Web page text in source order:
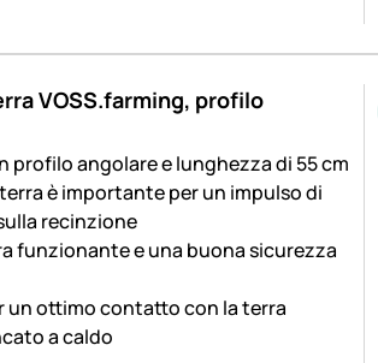
VOSS.farming, profilo
profilo angolare e lunghezza di 55 cm
è importante per un impulso di
recinzione
funzionante e una buona sicurezza
un ottimo contatto con la terra
a caldo